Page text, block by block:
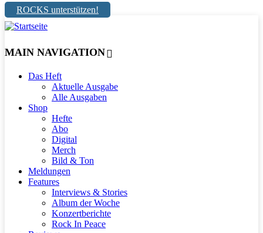
ROCKS unterstützen!
MAIN NAVIGATION
Das Heft
Aktuelle Ausgabe
Alle Ausgaben
Shop
Hefte
Abo
Digital
Merch
Bild & Ton
Meldungen
Features
Interviews & Stories
Album der Woche
Konzertberichte
Rock In Peace